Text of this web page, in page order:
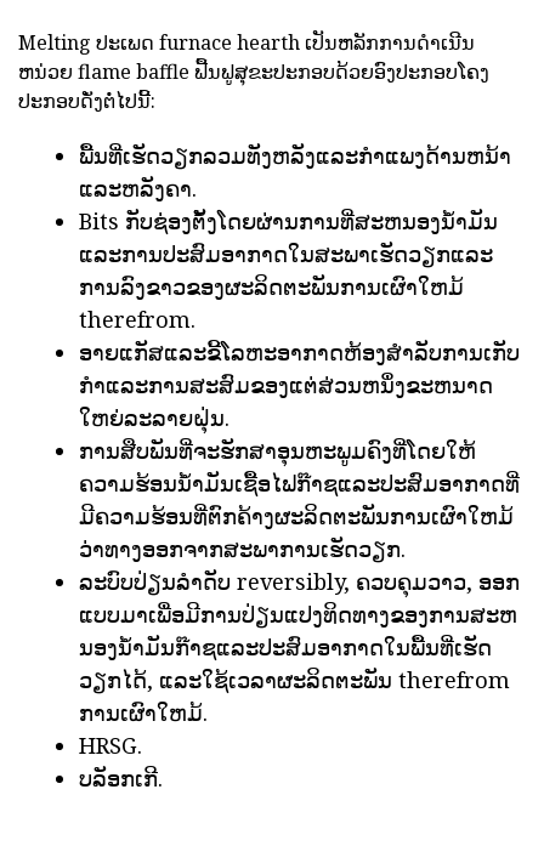
Melting ປະເພດ furnace hearth ເປັນຫລັກການດໍາເນີນ
ຫນ່ວຍ flame baffle ຟື້ນຟູສຸຂະປະກອບດ້ວຍອົງປະກອບໂຄງ
ປະກອບດັ່ງຕໍ່ໄປນີ້:
ພື້ນທີ່ເຮັດວຽກລວມທັງຫລັງແລະກໍາແພງດ້ານຫນ້າ
ແລະຫລັງຄາ.
Bits ກັບຊ່ອງຕັ້ງໂດຍຜ່ານການທີ່ສະຫນອງນ້ໍາມັນ
ແລະການປະສົມອາກາດໃນສະພາເຮັດວຽກແລະ
ການລົງຂາວຂອງຜະລິດຕະພັນການເຜົາໃຫມ້
therefrom.
ອາຍແກັສແລະຂີ້ໂລຫະອາກາດຫ້ອງສໍາລັບການເກັບ
ກໍາແລະການສະສົມຂອງແຕ່ສ່ວນຫນຶ່ງຂະຫນາດ
ໃຫຍ່ລະລາຍຝຸ່ນ.
ການສືບພັນທີ່ຈະຮັກສາອຸນຫະພູມຄົງທີ່ໂດຍໃຫ້
ຄວາມຮ້ອນນໍ້າມັນເຊື້ອໄຟກ໊າຊແລະປະສົມອາກາດທີ່
ມີຄວາມຮ້ອນທີ່ຕົກຄ້າງຜະລິດຕະພັນການເຜົາໃຫມ້
ວ່າທາງອອກຈາກສະພາການເຮັດວຽກ.
ລະບົບປ່ຽນລໍາດັບ reversibly, ຄວບຄຸມວາວ, ອອກ
ແບບມາເພື່ອມີການປ່ຽນແປງທິດທາງຂອງການສະຫ
ນອງນ້ໍາມັນກ໊າຊແລະປະສົມອາກາດໃນພື້ນທີ່ເຮັດ
ວຽກໄດ້, ແລະໃຊ້ເວລາຜະລິດຕະພັນ therefrom
ການເຜົາໃຫມ້.
HRSG.
ບລັອກເກີ.